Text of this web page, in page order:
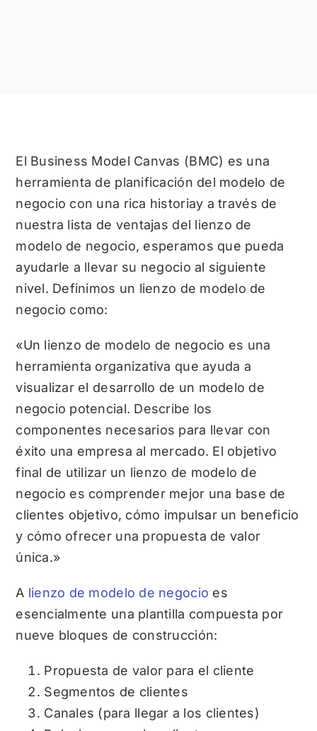
El Business Model Canvas (BMC) es una
herramienta de planificación del modelo de
negocio con una rica historiay a través de
nuestra lista de ventajas del lienzo de
modelo de negocio, esperamos que pueda
ayudarle a llevar su negocio al siguiente
nivel. Definimos un lienzo de modelo de
negocio como:
«Un lienzo de modelo de negocio es una
herramienta organizativa que ayuda a
visualizar el desarrollo de un modelo de
negocio potencial. Describe los
componentes necesarios para llevar con
éxito una empresa al mercado. El objetivo
final de utilizar un lienzo de modelo de
negocio es comprender mejor una base de
clientes objetivo, cómo impulsar un beneficio
y cómo ofrecer una propuesta de valor
única.»
A lienzo de modelo de negocio es
esencialmente una plantilla compuesta por
nueve bloques de construcción:
Propuesta de valor para el cliente
Segmentos de clientes
Canales (para llegar a los clientes)